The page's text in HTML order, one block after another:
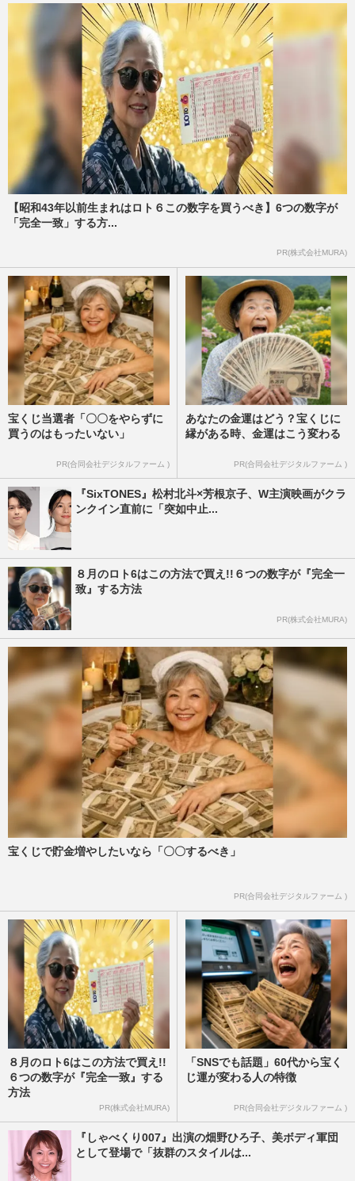
【昭和43年以前生まれはロト６この数字を買うべき】6つの数字が
「完全一致」する方...
PR(株式会社MURA)
宝くじ当選者「〇〇をやらずに
買うのはもったいない」
PR(合同会社デジタルファーム )
あなたの金運はどう？宝くじに
縁がある時、金運はこう変わる
PR(合同会社デジタルファーム )
『SixTONES』松村北斗×芳根京子、W主演映画がクラ
ンクイン直前に「突如中止...
８月のロト6はこの方法で買え!!６つの数字が『完全一
致』する方法
PR(株式会社MURA)
宝くじで貯金増やしたいなら「〇〇するべき」
PR(合同会社デジタルファーム )
８月のロト6はこの方法で買え!!
６つの数字が『完全一致』する
方法
PR(株式会社MURA)
「SNSでも話題」60代から宝く
じ運が変わる人の特徴
PR(合同会社デジタルファーム )
『しゃべくり007』出演の畑野ひろ子、美ボディ軍団
として登場で「抜群のスタイルは...